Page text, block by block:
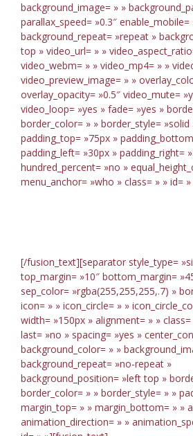
background_image= » »
parallax_speed= »0.3″ enable_mobile=
background_repeat= »repeat »
top » video_url= » »
video_webm= » » video_mp4= » »
video_preview_image= » »
overlay_opacity= »0.5″ video_mute=
video_loop= »yes » fade= »yes »
border_color= » » border_style= »solid
padding_top= »75px »
padding_left= »30px » padding_right=
hundred_percent= »no »
menu_anchor= »who » class= » » id=
[/fusion_text][separator style_type=
top_margin= »10″ bottom_margin=
sep_color= »rgba(255,255,255,.7) »
icon= » » icon_circle= » »
width= »150px » alignment= » »
last= »no » spacing= »yes »
background_color= » »
background_repeat= »no-repeat »
background_position= »left top »
border_color= » » border_style= » »
margin_top= » » margin_bottom= » »
animation_direction= » »